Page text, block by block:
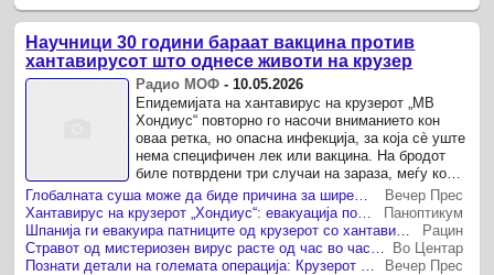
Научници 30 години бараат вакцина против
хантавирусот што однесе животи на крузер
Радио МОФ - 10.05.2026
Епидемијата на хантавирус на крузерот „МВ
Хондиус“ повторно го насочи вниманието кон
оваа ретка, но опасна инфекција, за која сè уште
нема специфичен лек или вакцина. На бродот
биле потврдени три случаи на зараза, меѓу кои и
патник кој починал, ...
Вечер Прес
Паноптикум
Рацин
Во Центар
Вечер Прес